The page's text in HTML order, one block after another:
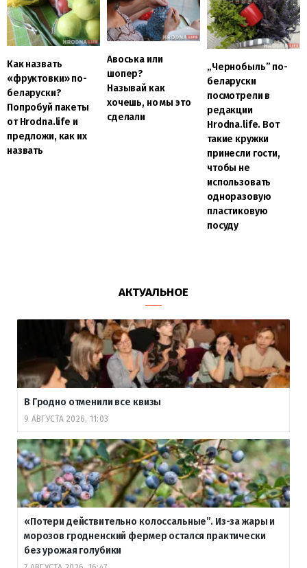
Как назвать
«фруктовки» по-
беларуски?
Попробуй пакеты
от Hrodna.life и
предложи, как их
назвать
Авоська или
шопер?
Называй как
хочешь, но мы это
сделали
„Чернобыль” по-
беларуски
посмотрели в
редакции
Hrodna.life. Вот
такие кружки
принесли гости,
чтобы не
использовать
одноразовую
пластиковую
посуду
АКТУАЛЬНОЕ
В Гродно отменили все квизы
9 АВГУСТА 2026, 11:03
«Потери действительно колоссальные”. Из-за жары и
морозов гродненский фермер остался практически
без урожая голубики